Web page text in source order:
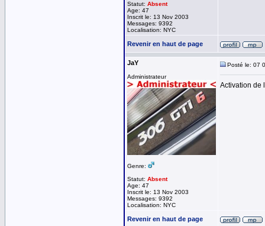
Statut: Absent
Age: 47
Inscrit le: 13 Nov 2003
Messages: 9392
Localisation: NYC
Revenir en haut de page
JaY
Administrateur
Genre:
Statut: Absent
Age: 47
Inscrit le: 13 Nov 2003
Messages: 9392
Localisation: NYC
Posté le: 07
Activation de
Revenir en haut de page